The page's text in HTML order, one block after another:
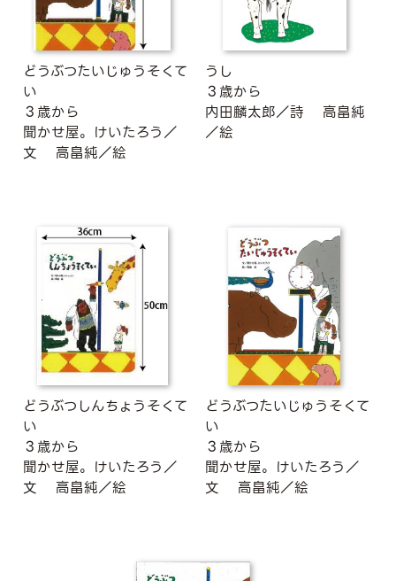
どうぶつたいじゅうそくて
い
３歳から
聞かせ屋。けいたろう／
文
高畠純／絵
うし
３歳から
内田麟太郎／詩
高畠純
／絵
どうぶつしんちょうそくて
い
３歳から
聞かせ屋。けいたろう／
文
高畠純／絵
どうぶつたいじゅうそくて
い
３歳から
聞かせ屋。けいたろう／
文
高畠純／絵